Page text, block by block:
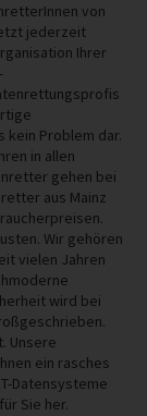
von
jederzeit
Ihrer
kein Problem dar.
in allen
gehen bei
aus Mainz
Wir gehören
vielen Jahren
wird bei
Unsere
ein rasches
Datensysteme
Sie her.